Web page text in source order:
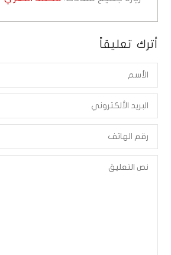
أترك تعليقاً